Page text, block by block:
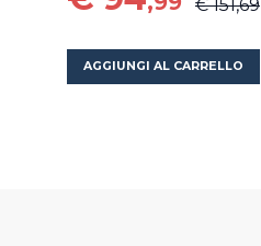
€ 151,69
AGGIUNGI AL CARRELLO